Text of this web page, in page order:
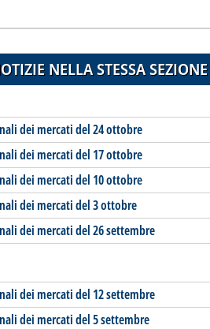
NELLA STESSA SEZIONE
dei mercati del 24 ottobre
dei mercati del 17 ottobre
dei mercati del 10 ottobre
dei mercati del 3 ottobre
dei mercati del 26 settembre
dei mercati del 12 settembre
dei mercati del 5 settembre